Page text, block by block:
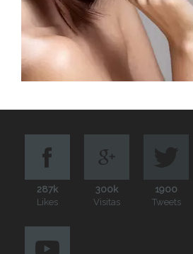
287k
Likes
300k
Visitas
1900
Tweets